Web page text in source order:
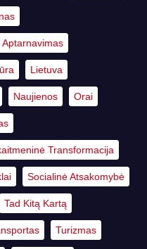
Aptarnavimas
Lietuva
Naujienos Orai
Transformacija
Socialinė Atsakomybė
Tad Kitą Kartą
Turizmas